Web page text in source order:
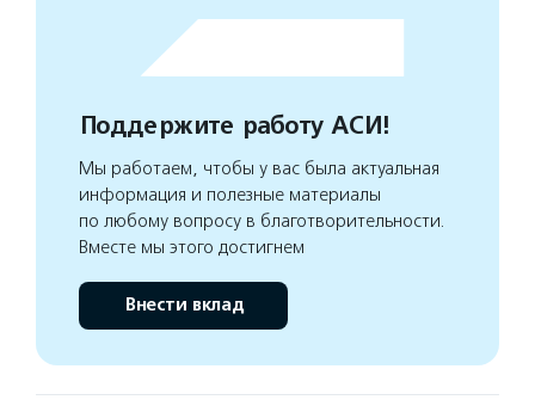
Поддержите работу АСИ!
Мы работаем, чтобы у вас была актуальная
информация и полезные материалы
по любому вопросу в благотворительности.
Вместе мы этого достигнем
Внести вклад